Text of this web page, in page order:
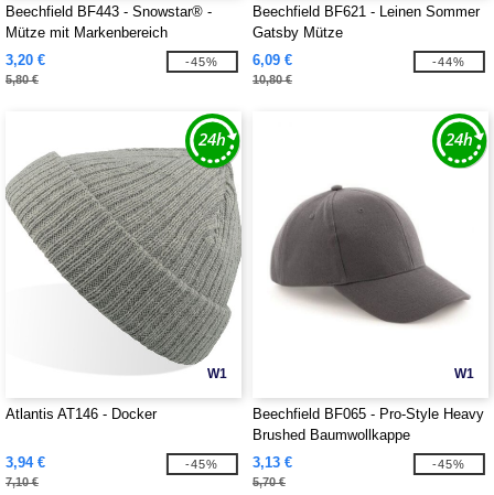
Beechfield BF443 - Snowstar® -
Mütze mit Markenbereich
3,20 €
5,80 €
-45%
Beechfield BF621 - Leinen Sommer
Gatsby Mütze
6,09 €
10,80 €
-44%
W1
Atlantis AT146 - Docker
3,94 €
7,10 €
-45%
W1
Beechfield BF065 - Pro-Style Heavy
Brushed Baumwollkappe
3,13 €
5,70 €
-45%